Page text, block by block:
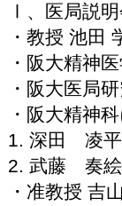
Ⅰ、医局説
・教授 池田
・阪大精神
・阪大医局
・阪大精神
1. 深田 凌平
2. 武藤 奏
・准教授 吉